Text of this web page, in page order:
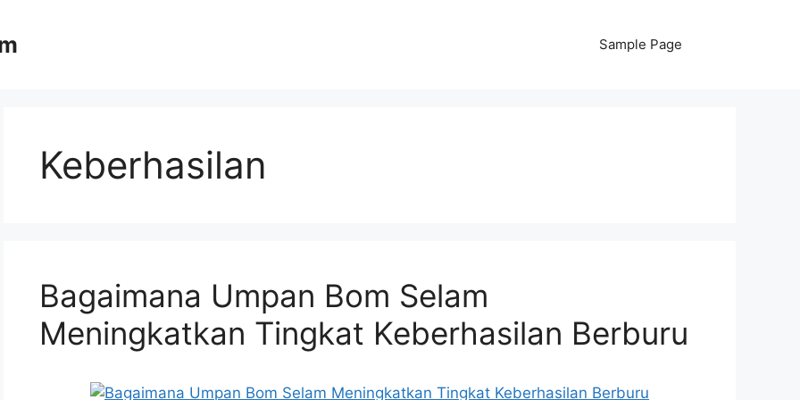
Sample Page
Keberhasilan
Bagaimana Umpan Bom Selam
Meningkatkan Tingkat Keberhasilan Berburu